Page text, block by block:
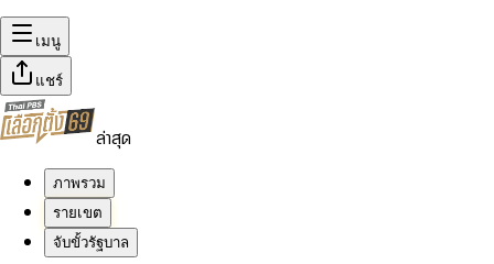
เมนู
แชร์
ล่าสุด
ภาพรวม
รายเขต
จับขั้วรัฐบาล